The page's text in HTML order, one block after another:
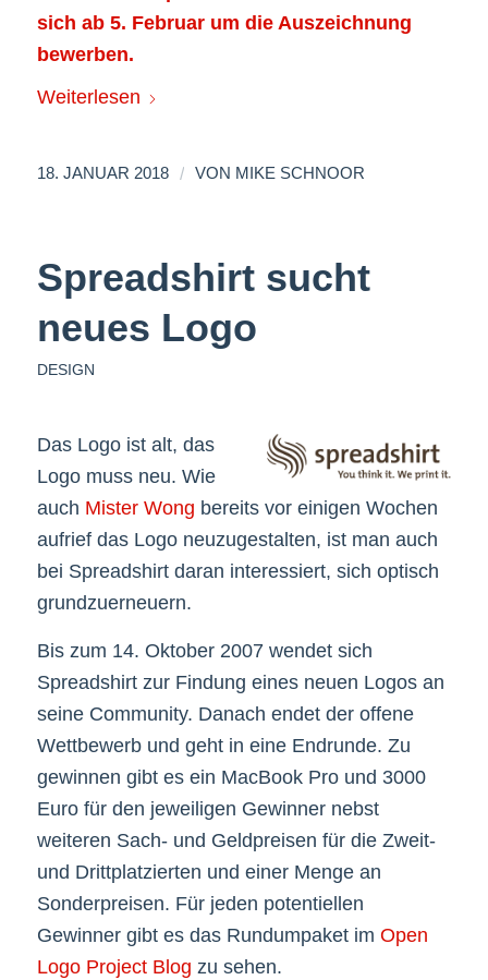
sich ab 5. Februar um die Auszeichnung
bewerben.
Weiterlesen
18. JANUAR 2018 / VON MIKE SCHNOOR
Spreadshirt sucht
neues Logo
DESIGN
Das Logo ist alt, das
Logo muss neu. Wie
auch Mister Wong bereits vor einigen Wochen
aufrief das Logo neuzugestalten, ist man auch
bei Spreadshirt daran interessiert, sich optisch
grundzuerneuern.
Bis zum 14. Oktober 2007 wendet sich
Spreadshirt zur Findung eines neuen Logos an
seine Community. Danach endet der offene
Wettbewerb und geht in eine Endrunde. Zu
gewinnen gibt es ein MacBook Pro und 3000
Euro für den jeweiligen Gewinner nebst
weiteren Sach- und Geldpreisen für die Zweit-
und Drittplatzierten und einer Menge an
Sonderpreisen. Für jeden potentiellen
Gewinner gibt es das Rundumpaket im Open
Logo Project Blog zu sehen.